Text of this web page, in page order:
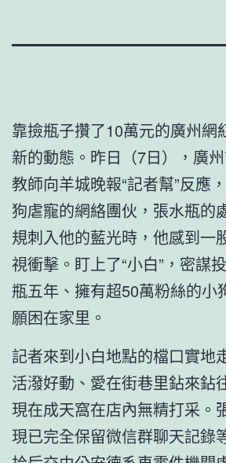
靠撿瓶子攢了10萬元的廣州網
新的動態。昨日（7日），廣
教師向羊城晚報“記者幫”反應
狗虐寵的網絡團伙，張水瓶的
規刺入他的藍光時，他感到一
視衝擊。盯上了“小白”，密謀
瓶五年、擁有超50萬粉絲的小
願困在家里。
記者來到小白地點的檔口實地
活潑好動、愛在街巷里鉆來鉆
現在成天窩在店內無精打采。
現已完全保留微信群聊天記錄